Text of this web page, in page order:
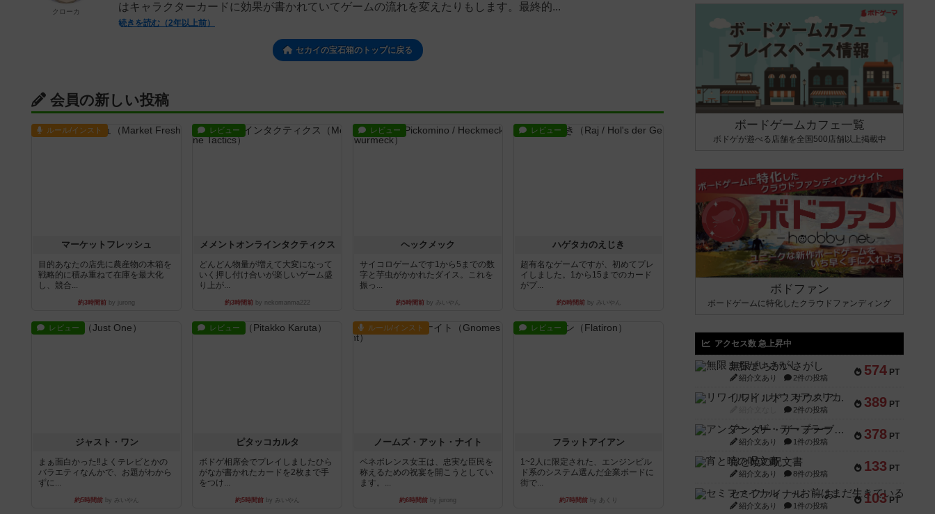
はキャラクターカードに効果が書かれていてゲームの流れを変えたりもします。最終的...
続きを読む（2年以上前）
クローカ
セカイの宝石箱のトップに戻る
会員の新しい投稿
ルール/インスト
マーケットフレッシュ
目的あなたの店先に農産物の木箱を
戦略的に積み重ねて在庫を最大化
し、競合...
約3時間前 by jurong
レビュー
メメントオンラインタクティクス
どんどん物量が増えて大変になって
いく押し付け合いが楽しいゲーム盛
り上が...
約3時間前by nekomanma222
レビュー
ヘックメック
サイコロゲームです1から5までの数
字と芋虫がかかれたダイス。これを
振っ...
約5時間前by みいやん
レビュー
ハゲタカのえじき
超有名なゲームですが、初めてプレ
イしました。1から15までのカード
がプ...
約5時間前by みいやん
レビュー
ジャスト・ワン
まぁ面白かった‼️よくテレビとかの
バラエティなんかで、お題がわから
ずに...
約5時間前by みいやん
レビュー
ピタッコカルタ
ボドゲ相席会でプレイしましたひら
がなが書かれたカードを2枚まで手
をつけ...
約5時間前by みいやん
ルール/インスト
ノームズ・アット・ナイト
ベネボレンス女王は、忠実な臣民を
称えるための祝宴を開こうとしてい
ます。...
約6時間前 by jurong
レビュー
フラットアイアン
1~2人に限定された、エンジンビル
ド系のシステム選んだ企業ボードに
街で...
約7時間前 by あくり
ボードゲームカフェ一覧
ボドゲが遊べる店舗を全国500店舗以上掲載中
ボドファン
ボードゲームに特化したクラウドファンディング
アクセス数 急上昇中
574 PT
無限まちがいさがし
紹介文あり 2件の投稿
389 PT
リワイルド：サウスアメリカ
2件の投稿
378 PT
アンダー・ザ・テーブラー
紹介文あり 1件の投稿
133 PT
宵と暁の呪文書
紹介文あり 8件の投稿
103 PT
セミファイナル ～お前はまだ生きている～
紹介文あり 1件の投稿